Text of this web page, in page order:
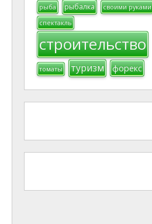
рыба
рыбалка
своими руками
спектакль
строительство
томаты туризм форекс